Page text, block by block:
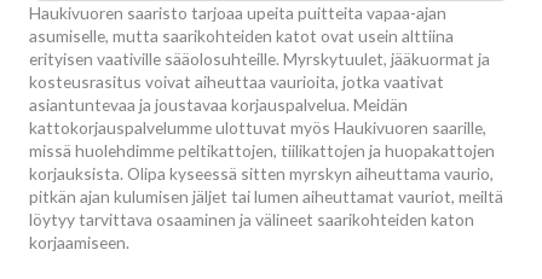
Haukivuoren saaristo tarjoaa upeita puitteita vapaa-ajan
asumiselle, mutta saarikohteiden katot ovat usein alttiina
erityisen vaativille sääolosuhteille. Myrskytuulet, jääkuormat ja
kosteusrasitus voivat aiheuttaa vaurioita, jotka vaativat
asiantuntevaa ja joustavaa korjauspalvelua. Meidän
kattokorjauspalvelumme ulottuvat myös Haukivuoren saarille,
missä huolehdimme peltikattojen, tiilikattojen ja huopakattojen
korjauksista. Olipa kyseessä sitten myrskyn aiheuttama vaurio,
pitkän ajan kulumisen jäljet tai lumen aiheuttamat vauriot, meiltä
löytyy tarvittava osaaminen ja välineet saarikohteiden katon
korjaamiseen.